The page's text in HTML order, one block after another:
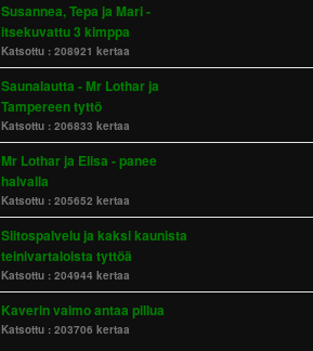
Susannea, Tepa ja Mari -
itsekuvattu 3 kimppa
Katsottu : 208921 kertaa
Saunalautta - Mr Lothar ja
Tampereen tyttö
Katsottu : 206833 kertaa
Mr Lothar ja Elisa - panee
halvalla
Katsottu : 205652 kertaa
Siitospalvelu ja kaksi kaunista
teinivartaloista tyttöä
Katsottu : 204944 kertaa
Kaverin vaimo antaa pillua
Katsottu : 203706 kertaa